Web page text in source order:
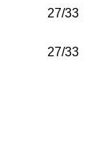
27/33
27/33